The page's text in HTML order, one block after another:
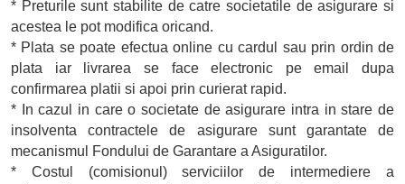
* Preturile sunt stabilite de catre societatile de asigurare si
acestea le pot modifica oricand.
* Plata se poate efectua online cu cardul sau prin ordin de
plata iar livrarea se face electronic pe email dupa
confirmarea platii si apoi prin curierat rapid.
* In cazul in care o societate de asigurare intra in stare de
insolventa contractele de asigurare sunt garantate de
mecanismul Fondului de Garantare a Asiguratilor.
* Costul (comisionul) serviciilor de intermediere a